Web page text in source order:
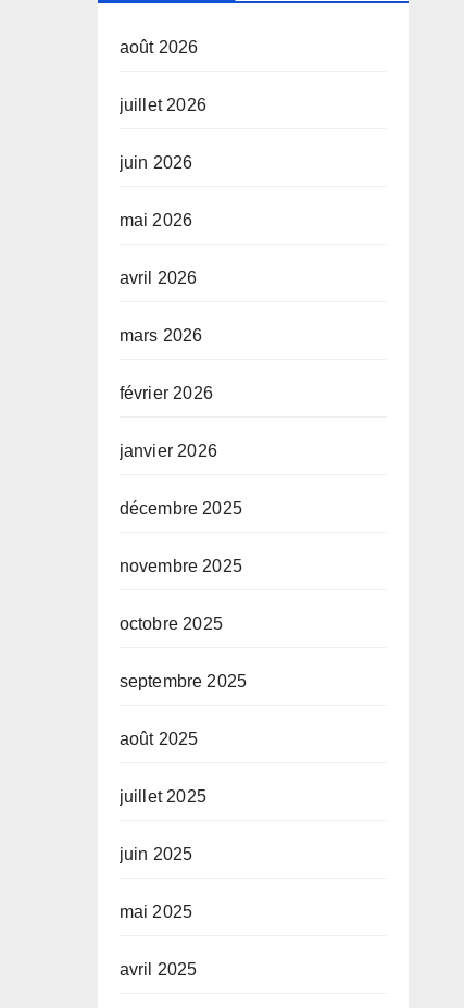
août 2026
juillet 2026
juin 2026
mai 2026
avril 2026
mars 2026
février 2026
janvier 2026
décembre 2025
novembre 2025
octobre 2025
septembre 2025
août 2025
juillet 2025
juin 2025
mai 2025
avril 2025